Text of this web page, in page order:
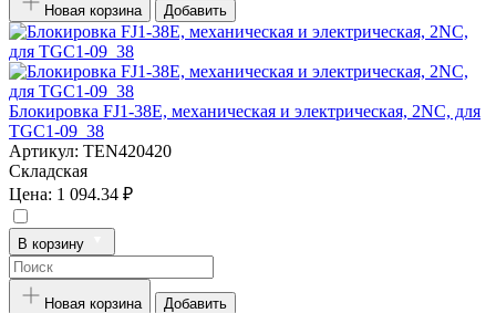
Новая корзина Добавить
Блокировка FJ1-38E, механическая и электрическая, 2NC, для
TGC1-09_38
Артикул: TEN420420
Складская
Цена: 1 094.34 ₽
В корзину
Новая корзина Добавить